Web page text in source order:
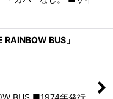
RAINBOW BUS」
BUS ■1974年発行